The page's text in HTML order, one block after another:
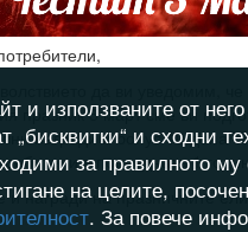
празник 3 март сме ви
награди и бонус 10 дена
в последната 1
и награди на празничните
и използваните от
„бисквитки“ и сходни
за правилното
на целите,
. За повече